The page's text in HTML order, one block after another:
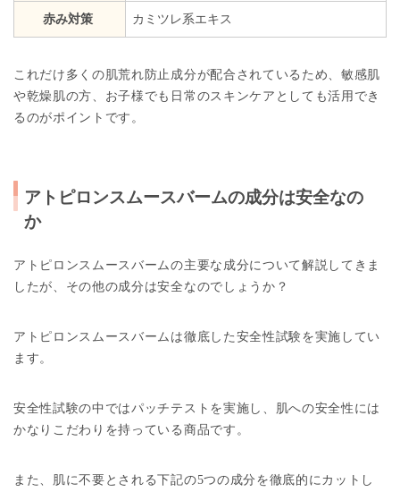
赤み対策 カミツレ系エキス
これだけ多くの肌荒れ防止成分が配合されているため、敏感肌
や乾燥肌の方、お子様でも日常のスキンケアとしても活用でき
るのがポイントです。
アトピロンスムースバームの成分は安全なの
か
アトピロンスムースバームの主要な成分について解説してきま
したが、その他の成分は安全なのでしょうか？
アトピロンスムースバームは徹底した安全性試験を実施してい
ます。
安全性試験の中ではパッチテストを実施し、肌への安全性には
かなりこだわりを持っている商品です。
また、肌に不要とされる下記の5つの成分を徹底的にカットし